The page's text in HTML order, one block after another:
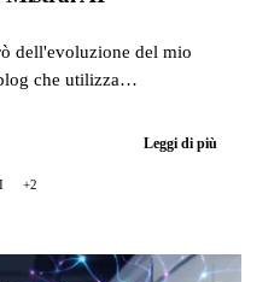
dell'evoluzione del mio
che utilizza
Leggi di più
+2